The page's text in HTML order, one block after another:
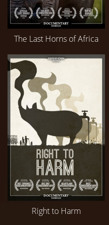
The Last Horns of Africa
Right to Harm